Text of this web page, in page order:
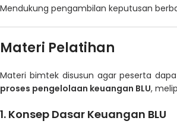
Mendukung pengambilan keputusan
Materi Pelatihan
Materi bimtek disusun agar peserta
proses pengelolaan keuangan BLU,
1. Konsep Dasar Keuangan BLU